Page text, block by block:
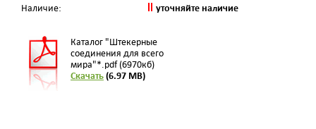
Наличие: уточняйте наличие
Каталог "Штекерные
соединения для всего
мира"*.pdf (6970кб)
Скачать(6.97 MB)